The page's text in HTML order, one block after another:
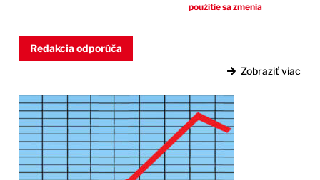
použitie sa zmenia
Redakcia odporúča
Zobraziť viac